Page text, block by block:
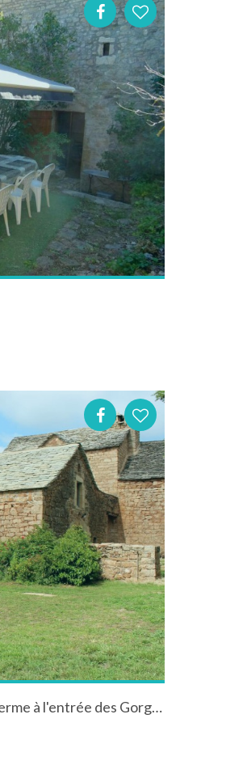
Gîte de charme familial 4* dans une ancienne ferme à l'entrée des Gorges du Tarn